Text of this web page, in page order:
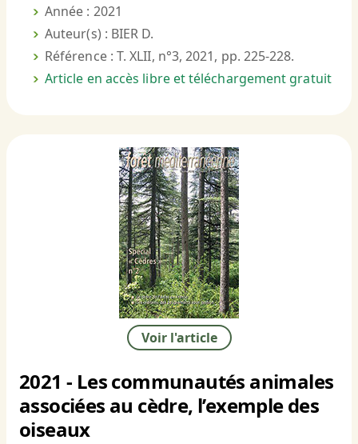
Année : 2021
Auteur(s) : BIER D.
Référence : T. XLII, n°3, 2021, pp. 225-228.
Article en accès libre et téléchargement gratuit
Voir l'article
2021 - Les communautés animales
associées au cèdre, l’exemple des
oiseaux